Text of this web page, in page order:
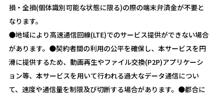
損・全損(個体識別可能な状態に限る)の際の端末弁済金が不要と
なります。
●地域により高速通信回線(LTE)でのサービス提供ができない場合
があります。●契約者間の利用の公平を確保し、本サービスを円
滑に提供するため、動画再生やファイル交換(P2P)アプリケーシ
ョン等、本サービスを用いて行われる過大なデータ通信につい
て、速度や通信量を制限及び切断する場合があります。●都合に